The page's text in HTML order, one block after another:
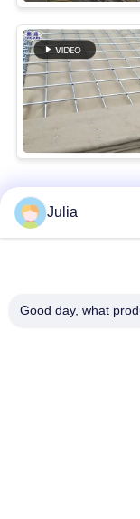
Beliebte
Julia
Good day, what